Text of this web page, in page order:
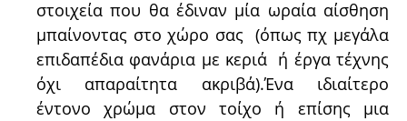
στοιχεία που θα έδιναν μία ωραία αίσθηση
μπαίνοντας στο χώρο σας (όπως πχ μεγάλα
επιδαπέδια φανάρια με κεριά ή έργα τέχνης
όχι απαραίτητα ακριβά).Ένα ιδιαίτερο
έντονο χρώμα στον τοίχο ή επίσης μια